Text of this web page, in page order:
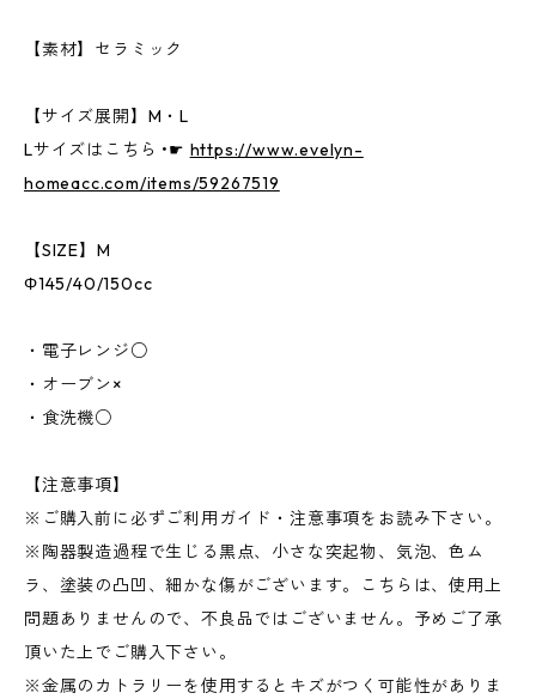
【素材】セラミック
【サイズ展開】M・L
Lサイズはこちら •☛ https://www.evelyn-
homeacc.com/items/59267519
【SIZE】M
Φ145/40/150cc
・電子レンジ○
・オーブン×
・食洗機○
【注意事項】
※ご購入前に必ずご利用ガイド・注意事項をお読み下さい。
※陶器製造過程で生じる黒点、小さな突起物、気泡、色ム
ラ、塗装の凸凹、細かな傷がございます。こちらは、使用上
問題ありませんので、不良品ではございません。予めご了承
頂いた上でご購入下さい。
※金属のカトラリーを使用するとキズがつく可能性がありま